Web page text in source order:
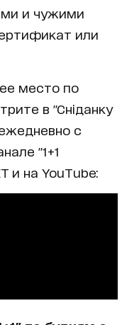
и чужими
или
место по
в "Сніданку
с
"1+1
и на YouTube: